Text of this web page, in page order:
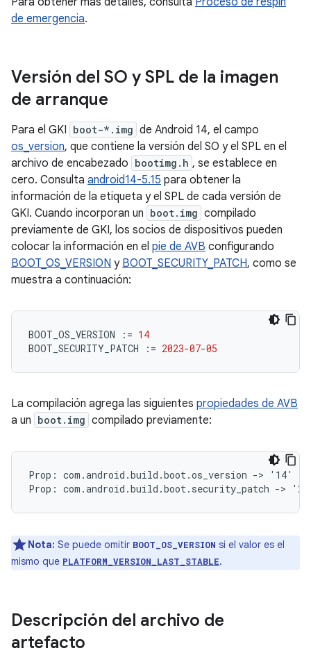
de emergencia.
Versión del SO y SPL de la imagen
de arranque
Para el GKI boot-*.img de Android 14, el campo
os_version, que contiene la versión del SO y el SPL en el
archivo de encabezado bootimg.h , se establece en
cero. Consulta android14-5.15 para obtener la
información de la etiqueta y el SPL de cada versión de
GKI. Cuando incorporan un boot.img compilado
previamente de GKI, los socios de dispositivos pueden
colocar la información en el pie de AVB configurando
BOOT_OS_VERSION y BOOT_SECURITY_PATCH, como se
muestra a continuación:
BOOT_OS_VERSION := 14
BOOT_SECURITY_PATCH
:= 2023-07-05
La compilación agrega las siguientes propiedades de AVB
a un boot.img compilado previamente:
Prop: com.android.build.boot.os_version -> '14'
Nota: Se puede omitir BOOT_OS_VERSION si el valor es el
mismo que PLATFORM_VERSION_LAST_STABLE.
Descripción del archivo de
artefacto